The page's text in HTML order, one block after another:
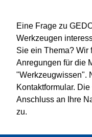
Eine Frage zu
Werkzeugen
Sie ein Thema? Wir
Anregungen für die
"Werkzeugwissen".
Kontaktformular.
Anschluss an Ihre
zu.